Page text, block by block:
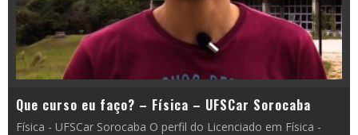
Que curso eu faço? – Física – UFSCar Sorocaba
Física - UFSCar Sorocaba O perfil do Licenciado em Física -